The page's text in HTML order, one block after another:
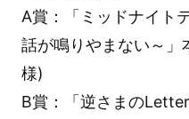
A賞：「ミッドナイト
話が鳴りやまない～
様)
B賞：「逆さまの